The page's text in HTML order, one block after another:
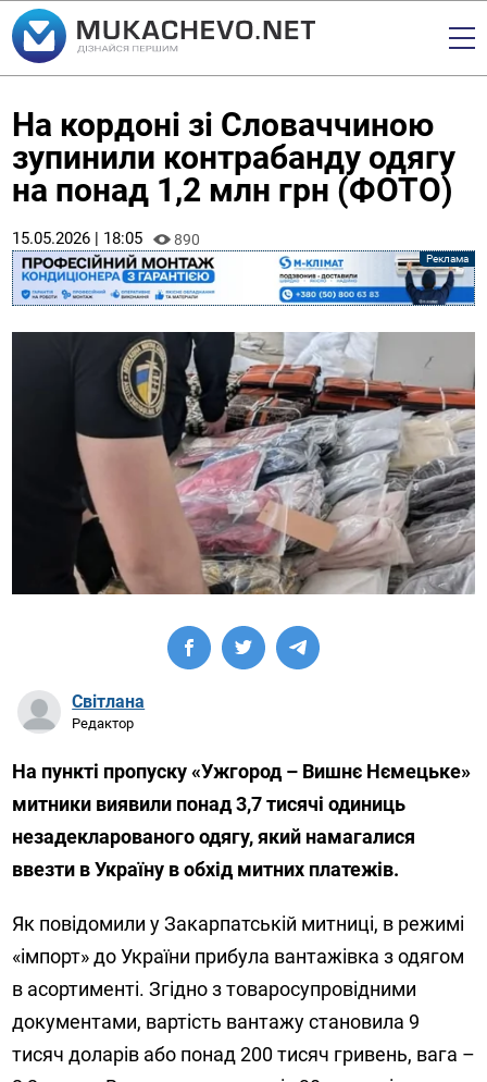
На кордоні зі Словаччиною
зупинили контрабанду одягу
на понад 1,2 млн грн (ФОТО)
15.05.2026 | 18:05 890
Світлана
Редактор
На пункті пропуску «Ужгород – Вишнє Нємецьке»
митники виявили понад 3,7 тисячі одиниць
незадекларованого одягу, який намагалися
ввезти в Україну в обхід митних платежів.
Як повідомили у Закарпатській митниці, в режимі
«імпорт» до України прибула вантажівка з одягом
в асортименті. Згідно з товаросупровідними
документами, вартість вантажу становила 9
тисяч доларів або понад 200 тисяч гривень, вага –